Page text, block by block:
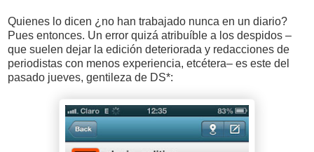
Quienes lo dicen ¿no han trabajado nunca en un diario?
Pues entonces. Un error quizá atribuíble a los despidos –
que suelen dejar la edición deteriorada y redacciones de
periodistas con menos experiencia, etcétera– es este del
pasado jueves, gentileza de DS*: